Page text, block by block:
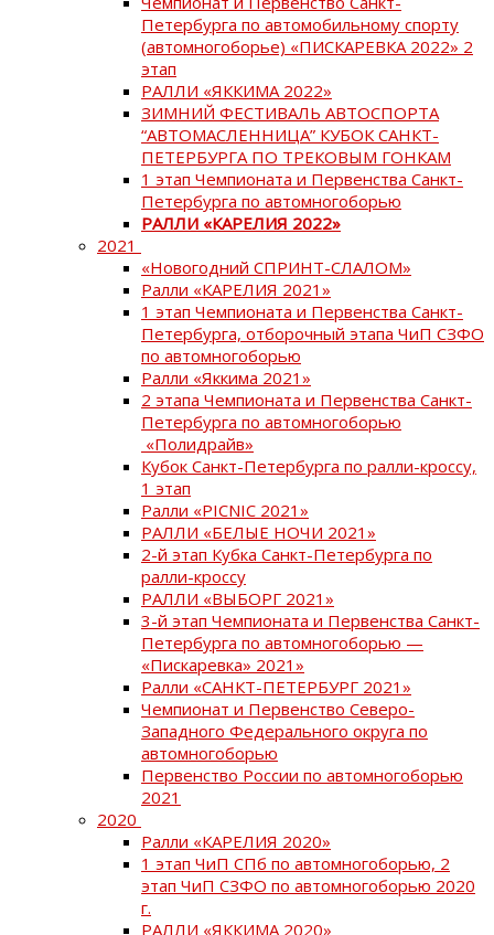
Петербурга по автомобильному спорту
(автомногоборье) «ПИСКАРЕВКА 2022» 2
этап
РАЛЛИ «ЯККИМА 2022»
ЗИМНИЙ ФЕСТИВАЛЬ АВТОСПОРТА
“АВТОМАСЛЕННИЦА” КУБОК САНКТ-
ПЕТЕРБУРГА ПО ТРЕКОВЫМ ГОНКАМ
1 этап Чемпионата и Первенства Санкт-
Петербурга по автомногоборью
РАЛЛИ «КАРЕЛИЯ 2022»
2021
«Новогодний СПРИНТ-СЛАЛОМ»
Ралли «КАРЕЛИЯ 2021»
1 этап Чемпионата и Первенства Санкт-
Петербурга, отборочный этапа ЧиП СЗФО
по автомногоборью
Ралли «Яккима 2021»
2 этапа Чемпионата и Первенства Санкт-
Петербурга по автомногоборью
«Полидрайв»
Кубок Санкт-Петербурга по ралли-кроссу,
1 этап
Ралли «PICNIC 2021»
РАЛЛИ «БЕЛЫЕ НОЧИ 2021»
2-й этап Кубка Санкт-Петербурга по
ралли-кроссу
РАЛЛИ «ВЫБОРГ 2021»
3-й этап Чемпионата и Первенства Санкт-
Петербурга по автомногоборью —
«Пискаревка» 2021»
Ралли «САНКТ-ПЕТЕРБУРГ 2021»
Чемпионат и Первенство Северо-
Западного Федерального округа по
автомногоборью
Первенство России по автомногоборью
2021
2020
Ралли «КАРЕЛИЯ 2020»
1 этап ЧиП СПб по автомногоборью, 2
этап ЧиП СЗФО по автомногоборью 2020
г.
РАЛЛИ «ЯККИМА 2020»